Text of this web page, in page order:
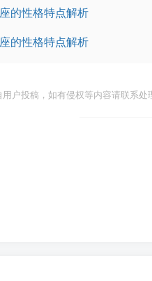
的性格特点解析
的性格特点解析
户投稿，如有侵权等内容请联系处